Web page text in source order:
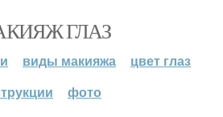
ГЛАЗ
виды макияжа
цвет глаз
фото